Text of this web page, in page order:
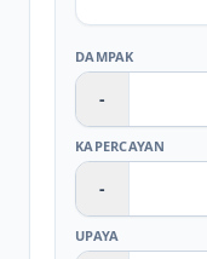
DAMPAK
-
KAPERCAYAN
-
UPAYA